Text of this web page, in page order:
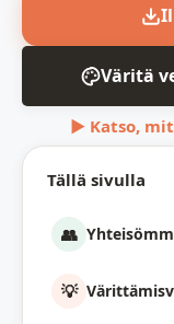
Tällä sivulla
👥
💡
Väritä
▶ Katso,